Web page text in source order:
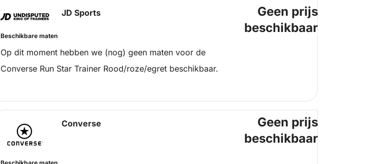
JD Sports
Beschikbare maten
Op dit moment hebben we (nog) geen maten voor de
Converse Run Star Trainer Rood/roze/egret beschikbaar.
Geen prijs
beschikbaar
Converse
Geen prijs
beschikbaar